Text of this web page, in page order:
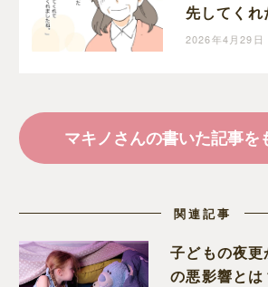
先してく
から今まで
2026年4月29日
マキノさんの書いた記事を
関連記事
子どもの夜
の悪影響と